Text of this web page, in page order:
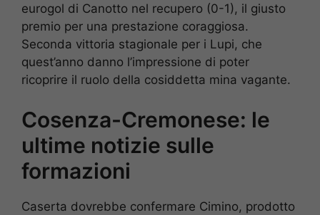
eurogol di Canotto nel recupero (0-1), il giusto
premio per una prestazione coraggiosa.
Seconda vittoria stagionale per i Lupi, che
quest’anno danno l’impressione di poter
ricoprire il ruolo della cosiddetta mina vagante.
Cosenza-Cremonese: le
ultime notizie sulle
formazioni
Caserta dovrebbe confermare Cimino, prodotto